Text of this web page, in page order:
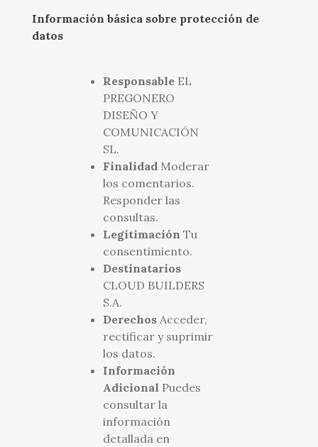
Información básica sobre protección de
datos
ResponsableEL
PREGONERO
DISEÑO Y
COMUNICACIÓN
SL.
FinalidadModerar
los comentarios.
Responder las
consultas.
Legitimación Tu
consentimiento.
Destinatarios
CLOUD BUILDERS
S.A.
DerechosAcceder,
rectificar y suprimir
los datos.
Información
Adicional Puedes
consultar la
información
detallada en